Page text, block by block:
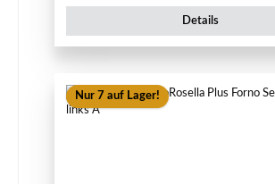
Details
Nur 7 auf Lager!